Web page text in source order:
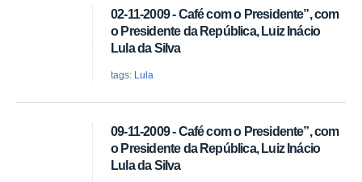
02-11-2009 - Café com o Presidente”, com
o Presidente da República, Luiz Inácio
Lula da Silva
tags: Lula
09-11-2009 - Café com o Presidente”, com
o Presidente da República, Luiz Inácio
Lula da Silva